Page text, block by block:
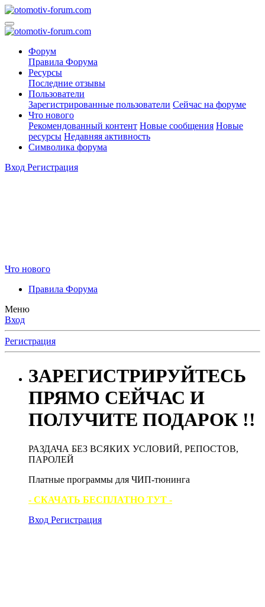
Форум
Правила Форума
Ресурсы
Последние отзывы
Пользователи
Зарегистрированные пользователи Сейчас на форуме
Что нового
Рекомендованный контент Новые сообщения Новые
ресурсы Недавняя активность
Символика форума
Вход Регистрация
Что нового
Правила Форума
Меню
Вход
Регистрация
ЗАРЕГИСТРИРУЙТЕСЬ
ПРЯМО СЕЙЧАС И
ПОЛУЧИТЕ ПОДАРОК !!
РАЗДАЧА БЕЗ ВСЯКИХ УСЛОВИЙ, РЕПОСТОВ,
ПАРОЛЕЙ
Платные программы для ЧИП-тюнинга
- СКАЧАТЬ БЕСПЛАТНО ТУТ -
Вход Регистрация